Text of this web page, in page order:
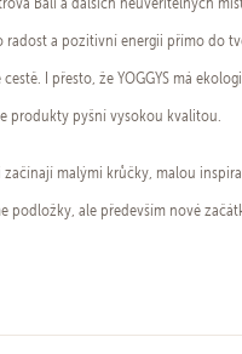
radost a pozitivní energii přímo do
I přesto, že YOGGYS má
produkty pyšní vysokou kvalitou.
začínají malými krůčky, malou
podložky, ale především nové